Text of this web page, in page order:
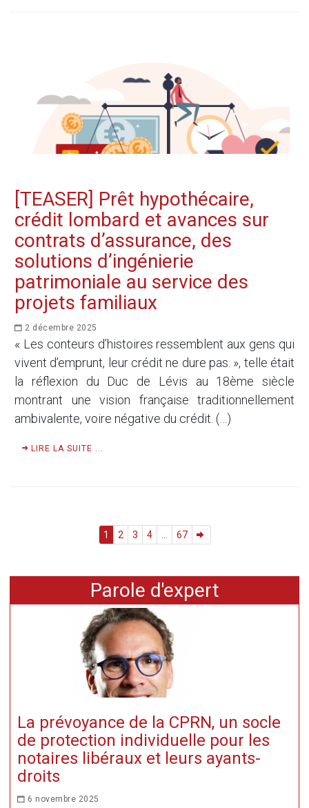
[TEASER] Prêt hypothécaire,
crédit lombard et avances sur
contrats d’assurance, des
solutions d’ingénierie
patrimoniale au service des
projets familiaux
2 décembre 2025
« Les conteurs d’histoires ressemblent aux gens qui
vivent d’emprunt, leur crédit ne dure pas. », telle était
la réflexion du Duc de Lévis au 18ème siècle
montrant une vision française traditionnellement
ambivalente, voire négative du crédit. (…)
LIRE LA SUITE ...
1 2 3 4 67
Parole d'expert
La prévoyance de la CPRN, un socle
de protection individuelle pour les
notaires libéraux et leurs ayants-
droits
6 novembre 2025